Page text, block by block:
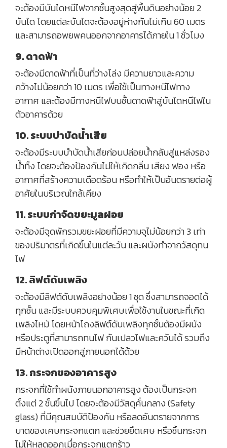
จะต้องมีบันไดหนีไฟจากชั้นสูงสุดสู่พื้นดินอย่างน้อย 2
บันได โดยแต่ละบันไดจะต้องอยู่ห่างกันไม่เกิน 60 เมตร
และสามารถอพยพคนออกจากอาคารได้ภายใน 1 ชั่วโมง
9. ดาดฟ้า
จะต้องมีดาดฟ้าที่เป็นที่ว่างโล่ง มีความยาวและความ
กว้างไม่น้อยกว่า 10 เมตร เพื่อใช้เป็นทางหนีไฟทาง
อากาศ และต้องมีทางหนีไฟบนชั้นดาดฟ้าสู่บันไดหนีไฟใน
ตัวอาคารด้วย
10. ระบบบำบัดน้ำเสีย
จะต้องมีระบบบำบัดน้ำเสียก่อนปล่อยน้ำกลับสู่แหล่งรอง
น้ำทิ้ง โดยจะต้องป้องกันไม่ให้เกิดกลิ่น เสียง ฟอง หรือ
อากาศที่สร้างความเดือดร้อน หรือทำให้เป็นอันตรายต่อผู้
อาศัยในบริเวณใกล้เคียง
11. ระบบกำจัดขยะมูลฝอย
จะต้องมีจุดพักรวมขยะฝอยที่มีความจุไม่น้อยกว่า 3 เท่า
ของปริมาตรที่เกิดขึ้นในแต่ละวัน และผนังทำจากวัสดุทน
ไฟ
12. ลิฟต์ดับเพลิง
จะต้องมีลิฟต์ดับเพลิงอย่างน้อย 1 ชุด ซึ่งสามารถจอดได้
ทุกชั้น และมีระบบควบคุมพิเศษเพื่อใช้งานในขณะที่เกิด
เพลิงไหม้ โดยหน้าโถงลิฟต์ดับเพลิงทุกชั้นต้องมีผนัง
หรือประตูที่สามารถทนไฟ กันเปลวไฟและควันได้ รวมถึง
มีหน้าต่างเปิดออกสู่ภายนอกได้ด้วย
13. กระจกของอาคารสูง
กระจกที่ใช้ทำผนังภายนอกอาคารสูง ต้องเป็นกระจก
ตั้งแต่ 2 ชั้นขึ้นไป โดยจะต้องมีวัสดุคั่นกลาง (Safety
glass) ที่มีคุณสมบัติป้องกัน หรือลดอันตรายจากการ
บาดของเศษกระจกแตก และช่วยยึดเศษ หรือชิ้นกระจก
ไม่ให้หลุดออกเมื่อกระจกแตกร้าว